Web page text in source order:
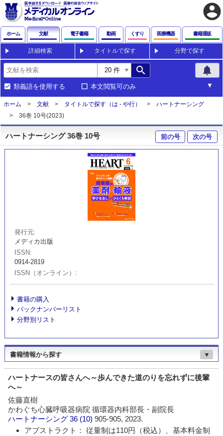
account_circle
ホーム 文献 電子書籍 動画 くすり 医療機器 書籍通販
詳細検索 タイトルで探す 分野で探す
search notifications
類義語を使用する 本文閲覧可のみ
ホーム 文献 タイトルで探す（は - や行）
ハートナーシング
36巻 10号(2023)
ハートナーシング 36巻 10号 前の号 次の号
発行元
メディカ出版
ISSN
0914-2819
ISSN（オンライン）
書籍の購入
バックナンバーリスト
分野別リスト
書籍情報から探す ▼
ハートナースの皆さんへ～歩んできた道のりを忘れずに後輩
へ～
佐藤直樹
かわぐち心臓呼吸器病院 循環器内科部長・副院長
ハートナーシング 36 (10)905-905, 2023.
アブストラクト： 従量制は110円（税込）、基本料金制